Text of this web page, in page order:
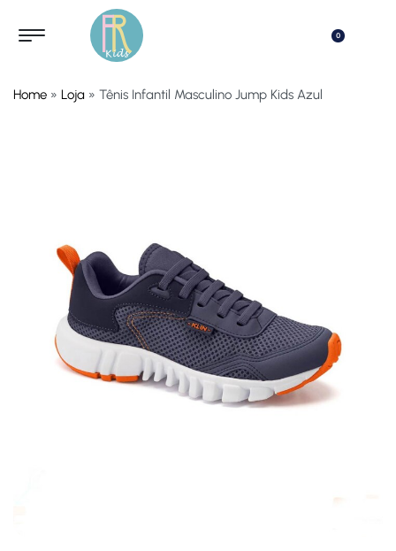
0
Home » Loja » Tênis Infantil Masculino Jump Kids Azul